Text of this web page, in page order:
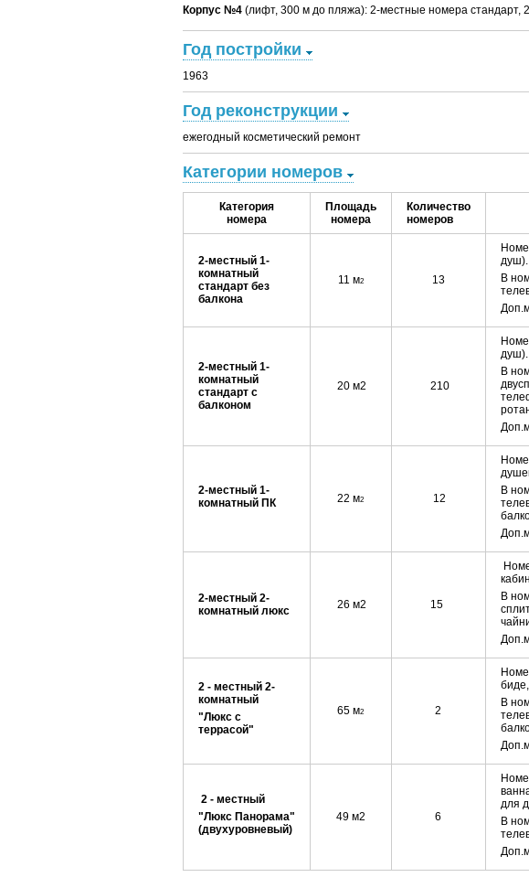
Корпус №4(лифт, 300 м до пляжа): 2-местные номера стандарт,
Год постройки
1963
Год реконструкции
ежегодный косметический ремонт
Категории номеров
Категория
номера
Площадь
номера
Количество
номеров
2-местный 1-
комнатный
стандарт без
балкона
11 м2 13
душ).
В
2-местный 1-
комнатный
стандарт с
балконом
20 м2 210
душ).
В
2-местный 1-
комнатный ПК
22 м2 12
В
2-местный 2-
комнатный люкс
26 м2 15
В
2 - местный 2-
комнатный
"Люкс с
террасой"
65 м2 2
В
2 - местный
"Люкс Панорама"
(двухуровневый)
49 м2 6
для
В